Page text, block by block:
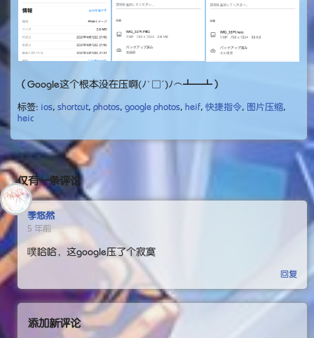
echo
（Google这个根本没在压啊(ﾉ｀□´)ﾉ⌒┻━┻）
标签: ios, shortcut, photos, google photos, heif, 快捷指令, 图片压缩,
heic
仅有一条评论
季悠然
5 年前
噗哈哈，这google压了个寂寞
回复
添加新评论